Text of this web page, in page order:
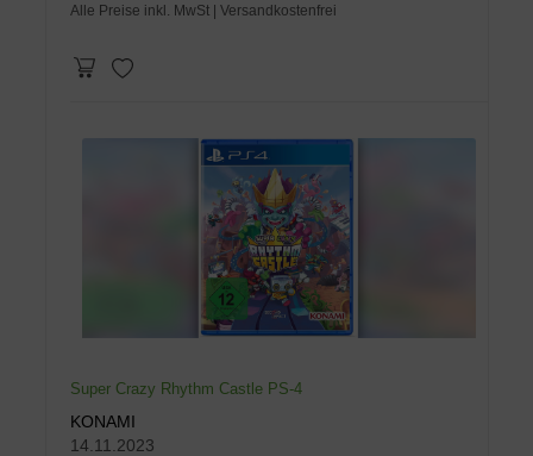
Alle Preise inkl. MwSt | Versandkostenfrei
Super Crazy Rhythm Castle PS-4
KONAMI
14.11.2023